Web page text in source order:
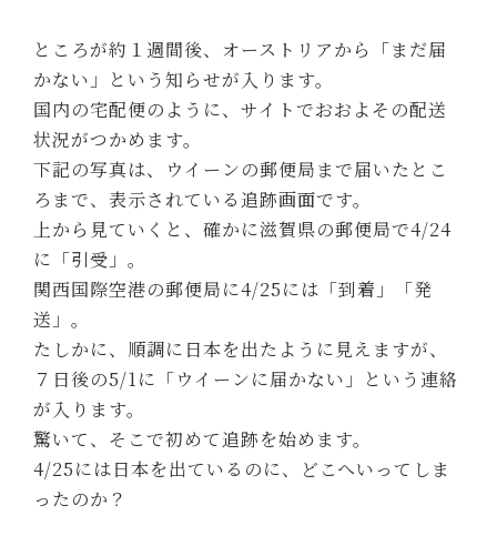
ところが約１週間後、オーストリアから「まだ届
かない」という知らせが入ります。
国内の宅配便のように、サイトでおおよその配送
状況がつかめます。
下記の写真は、ウイーンの郵便局まで届いたとこ
ろまで、表示されている追跡画面です。
上から見ていくと、確かに滋賀県の郵便局で4/24
に「引受」。
関西国際空港の郵便局に4/25には「到着」「発
送」。
たしかに、順調に日本を出たように見えますが、
７日後の5/1に「ウイーンに届かない」という連絡
が入ります。
驚いて、そこで初めて追跡を始めます。
4/25には日本を出ているのに、どこへいってしま
ったのか？